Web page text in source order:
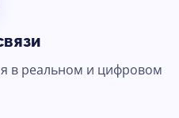
в реальном и цифровом